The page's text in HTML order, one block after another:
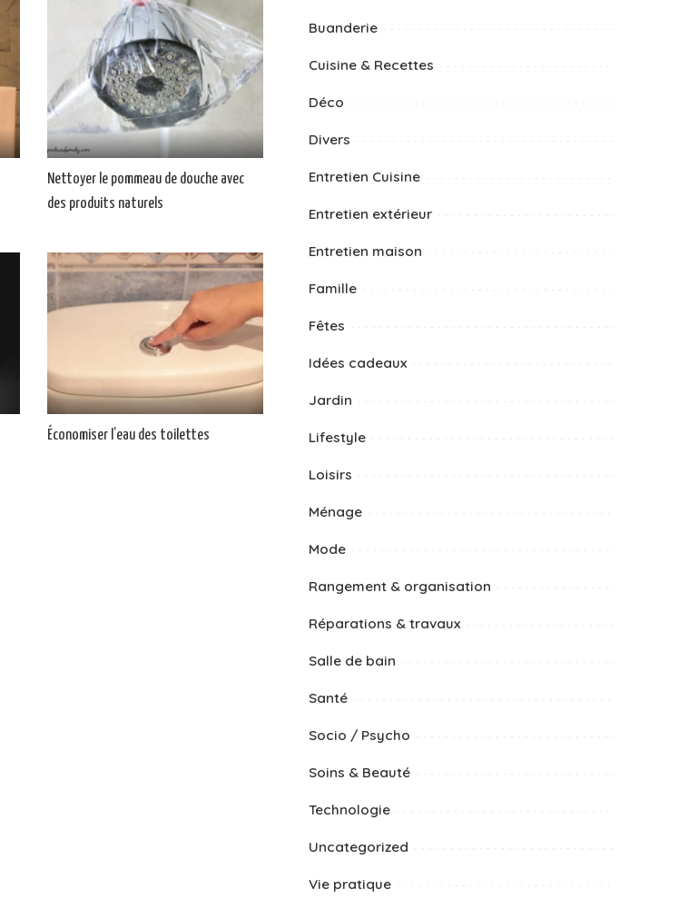
Nettoyer le pommeau de douche avec
des produits naturels
Économiser l’eau des toilettes
Buanderie
Cuisine & Recettes
Déco
Divers
Entretien Cuisine
Entretien extérieur
Entretien maison
Famille
Fêtes
Idées cadeaux
Jardin
Lifestyle
Loisirs
Ménage
Mode
Rangement & organisation
Réparations & travaux
Salle de bain
Santé
Socio / Psycho
Soins & Beauté
Technologie
Uncategorized
Vie pratique